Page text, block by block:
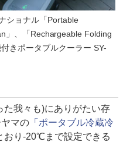
ショナル「Portable
」、「Rechargeable Folding
きポータブルクーラー SY-
た我々も)にありがたい存
マの「ポータブル冷蔵冷
おり-20℃まで設定できる